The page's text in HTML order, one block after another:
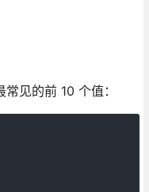
见的前 10 个值：